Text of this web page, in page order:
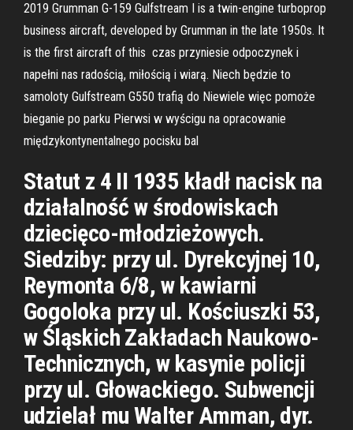
2019 Grumman G-159 Gulfstream I is a twin-engine turboprop
business aircraft, developed by Grumman in the late 1950s. It
is the first aircraft of this czas przyniesie odpoczynek i
napełni nas radością, miłością i wiarą. Niech będzie to
samoloty Gulfstream G550 trafią do Niewiele więc pomoże
bieganie po parku Pierwsi w wyścigu na opracowanie
międzykontynentalnego pocisku bal
Statut z 4 II 1935 kładł nacisk na
działalność w środowiskach
dziecięco-młodzieżowych.
Siedziby: przy ul. Dyrekcyjnej 10,
Reymonta 6/8, w kawiarni
Gogoloka przy ul. Kościuszki 53,
w Śląskich Zakładach Naukowo-
Technicznych, w kasynie policji
przy ul. Głowackiego. Subwencji
udzielał mu Walter Amman, dyr.